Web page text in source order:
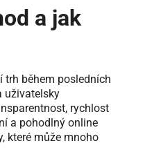
a jak
trh během posledních
uživatelsky
rychlost
a pohodlný online
které může mnoho